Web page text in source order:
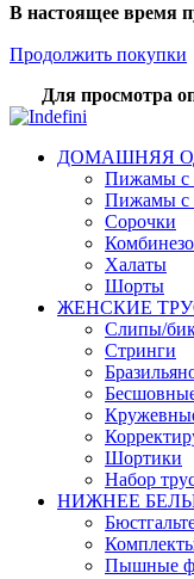
В настоящее время
Продолжить покупки
Для просмотра
ДОМАШНЯЯ
Пижамы с
Пижамы с
Сорочки
Халаты
Шорты
ЖЕНСКИЕ
Слипы/
Стринги
Шортики
Набор
НИЖНЕЕ
Пышные